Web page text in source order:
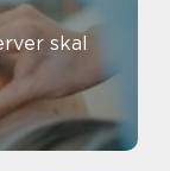
skal